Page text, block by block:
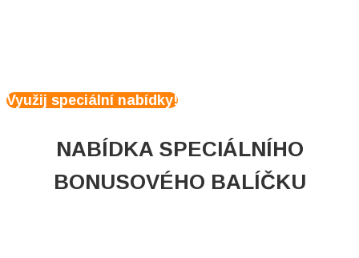
Využij speciální nabídky!
NABÍDKA SPECIÁLNÍHO
BONUSOVÉHO BALÍČKU